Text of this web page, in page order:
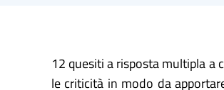
12 quesiti a risposta multipla a
le criticità in modo da